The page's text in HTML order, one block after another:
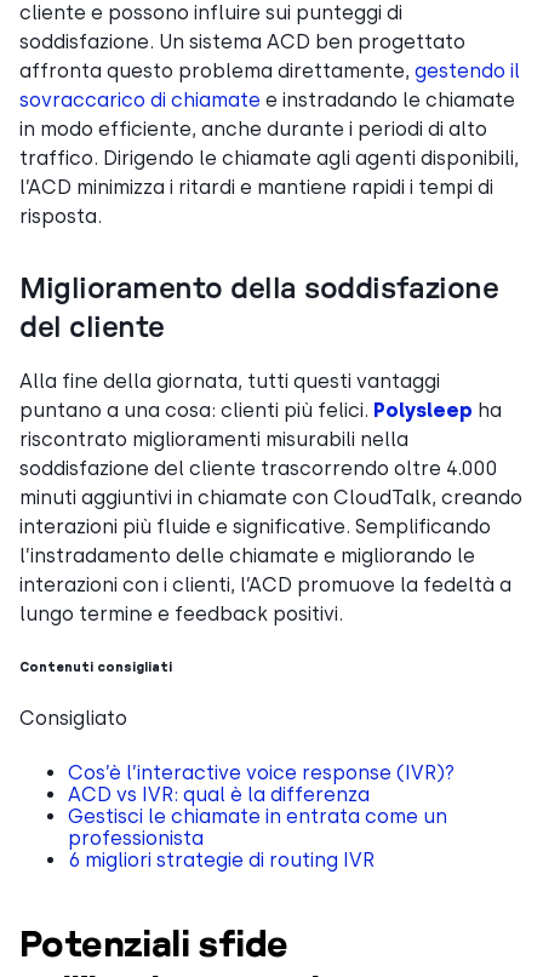
cliente e possono influire sui punteggi di
soddisfazione. Un sistema ACD ben progettato
affronta questo problema direttamente, gestendo il
sovraccarico di chiamate e instradando le chiamate
in modo efficiente, anche durante i periodi di alto
traffico. Dirigendo le chiamate agli agenti disponibili,
l’ACD minimizza i ritardi e mantiene rapidi i tempi di
risposta.
Miglioramento della soddisfazione
del cliente
Alla fine della giornata, tutti questi vantaggi
puntano a una cosa: clienti più felici. Polysleep ha
riscontrato miglioramenti misurabili nella
soddisfazione del cliente trascorrendo oltre 4.000
minuti aggiuntivi in chiamate con CloudTalk, creando
interazioni più fluide e significative. Semplificando
l’instradamento delle chiamate e migliorando le
interazioni con i clienti, l’ACD promuove la fedeltà a
lungo termine e feedback positivi.
Contenuti consigliati
Consigliato
Cos’è l’interactive voice response (IVR)?
ACD vs IVR: qual è la differenza
Gestisci le chiamate in entrata come un
professionista
6 migliori strategie di routing IVR
Potenziali sfide